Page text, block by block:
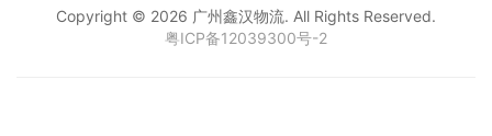
Copyright © 2026 广州鑫汉物流. All Rights Reserved.
粤ICP备12039300号-2